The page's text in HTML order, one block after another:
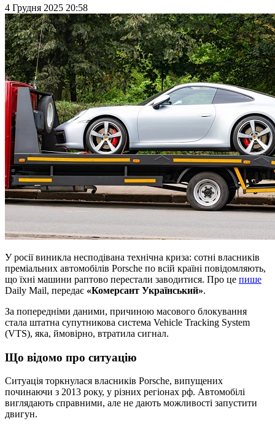
4 Грудня 2025 20:58
У росії виникла несподівана технічна криза: сотні власників
преміальних автомобілів Porsche по всій країні повідомляють,
що їхні машини раптово перестали заводитися. Про це пише
Daily Mail, передає «Комерсант Український».
За попередніми даними, причиною масового блокування
стала штатна супутникова система Vehicle Tracking System
(VTS), яка, ймовірно, втратила сигнал.
Що відомо про ситуацію
Ситуація торкнулася власників Porsche, випущених
починаючи з 2013 року, у різних регіонах рф. Автомобілі
виглядають справними, але не дають можливості запустити
двигун.